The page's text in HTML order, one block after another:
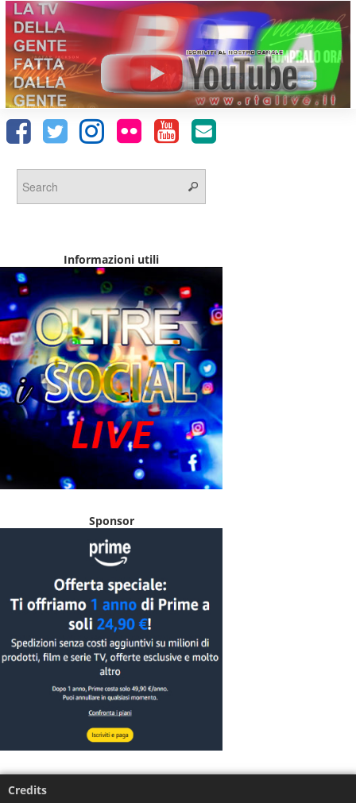
Informazioni utili
Sponsor
Credits